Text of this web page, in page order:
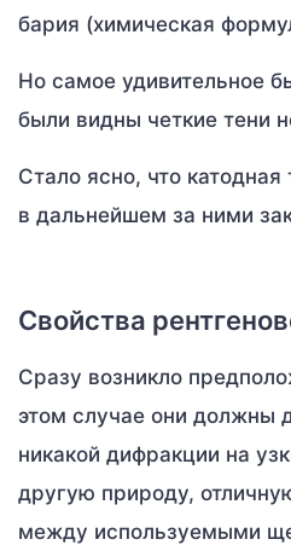
бария (химическая
Но самое удивительное
были видны четкие тени
Стало ясно, что
в дальнейшем за ними
Свойства
Сразу возникло
этом случае они должны
никакой дифракции на
другую природу,
между используемыми